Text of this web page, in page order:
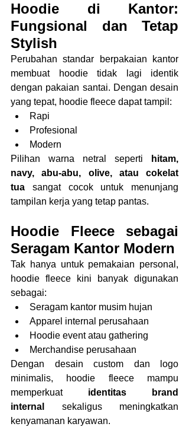
Hoodie di Kantor:
Fungsional dan Tetap
Stylish
Perubahan standar berpakaian kantor
membuat hoodie tidak lagi identik
dengan pakaian santai. Dengan desain
yang tepat, hoodie fleece dapat tampil:
Rapi
Profesional
Modern
Pilihan warna netral seperti
hitam,
navy, abu-abu, olive, atau cokelat
tua sangat cocok untuk menunjang
tampilan kerja yang tetap pantas.
Hoodie Fleece sebagai
Seragam Kantor Modern
Tak hanya untuk pemakaian personal,
hoodie fleece kini banyak digunakan
sebagai:
Seragam kantor musim hujan
Apparel internal perusahaan
Hoodie event atau gathering
Merchandise perusahaan
Dengan desain custom dan logo
minimalis, hoodie fleece mampu
memperkuat identitas brand
internal
sekaligus meningkatkan
kenyamanan karyawan.